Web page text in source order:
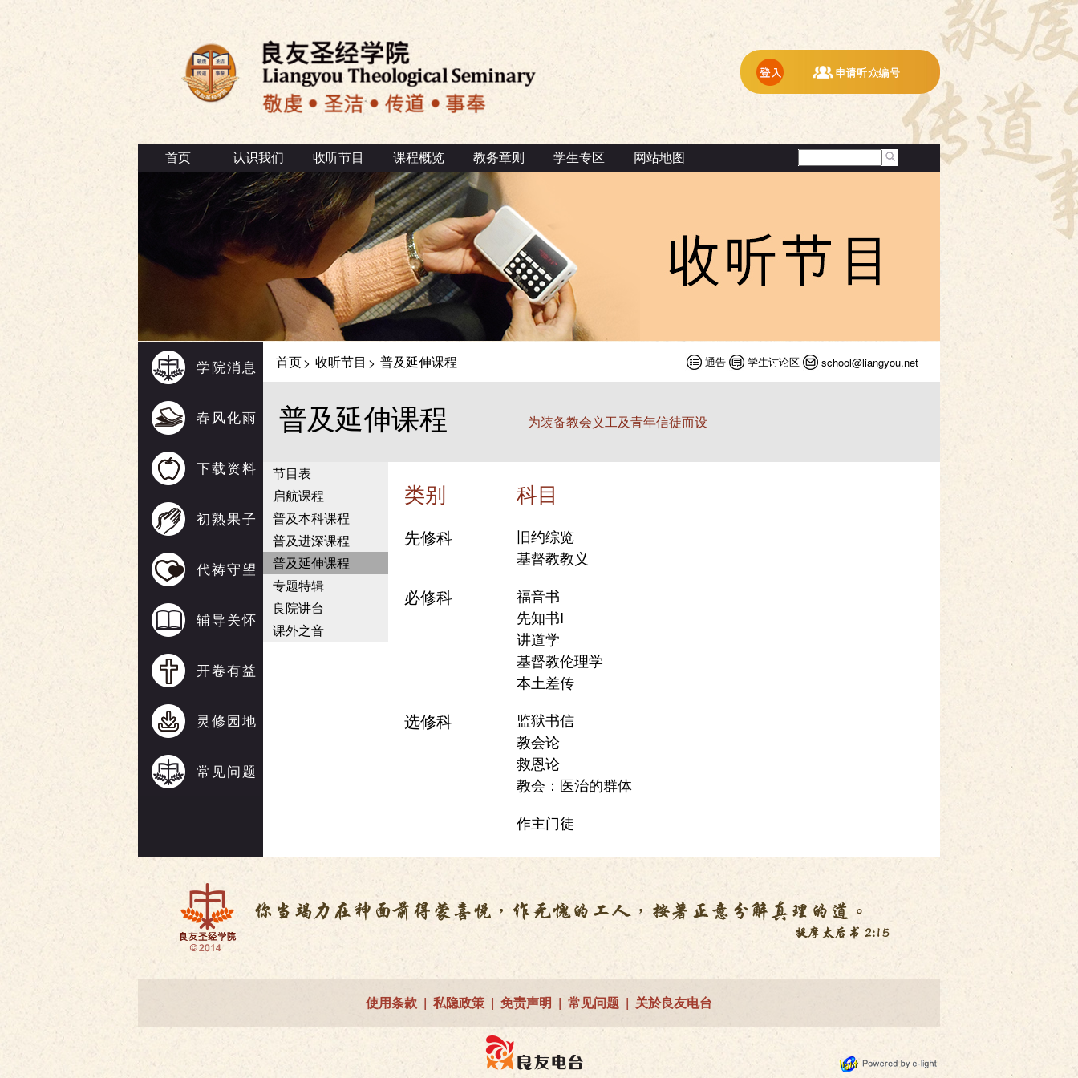
首页 认识我们 收听节目 课程概览 教务章则 学生专区 网站地图
学院消息
春风化雨
下载资料
初熟果子
代祷守望
辅导关怀
开卷有益
灵修园地
常见问题
首页> 收听节目 > 普及延伸课程 通告 学生讨论区 school@liangyou.net
普及延伸课程 为装备教会义工及青年信徒而设
节目表
启航课程
普及本科课程
普及进深课程
普及延伸课程
专题特辑
良院讲台
课外之音
类别 科目
先修科
旧约综览
基督教教义
必修科
福音书
先知书I
讲道学
基督教伦理学
本土差传
选修科
监狱书信
教会论
救恩论
教会：医治的群体
作主门徒
使用条款 | 私隐政策 | 免责声明 | 常见问题 | 关於良友电台